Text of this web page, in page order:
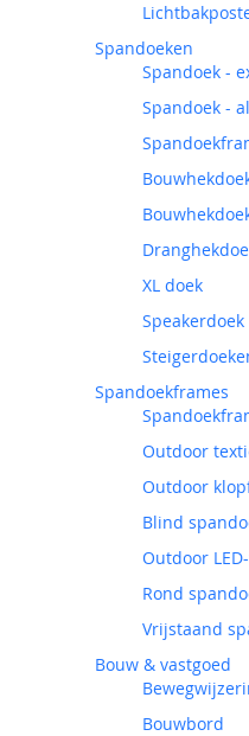
Spandoeken
Spandoek -
Spandoek -
XL doek
Speakerdoek
Spandoekframes
Outdoor
Outdoor
Blind
Outdoor
Rond
Vrijstaand
Bouw & vastgoed
Bouwbord